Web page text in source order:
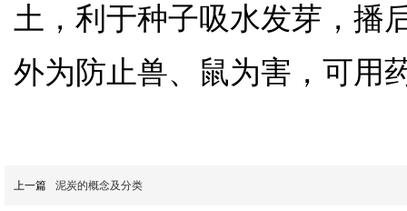
土，利于种子吸水发芽，播
外为防止兽、鼠为害，可用
上一篇 泥炭的概念及分类